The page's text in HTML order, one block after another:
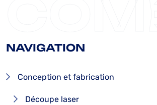
NAVIGATION
Conception et fabrication
Découpe laser